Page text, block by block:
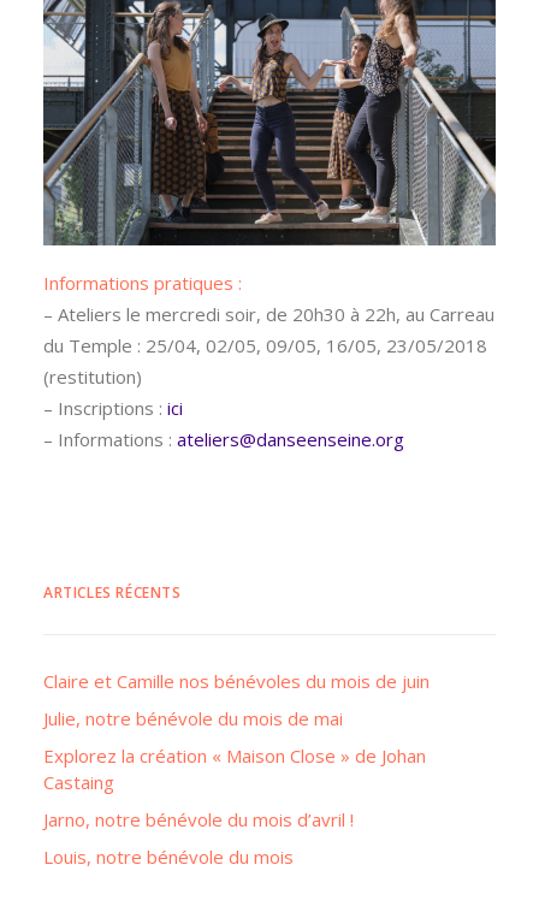
Informations pratiques :
– Ateliers le mercredi soir, de 20h30 à 22h, au Carreau
du Temple : 25/04, 02/05, 09/05, 16/05, 23/05/2018
(restitution)
– Inscriptions : ici
– Informations : ateliers@danseenseine.org
ARTICLES RÉCENTS
Claire et Camille nos bénévoles du mois de juin
Julie, notre bénévole du mois de mai
Explorez la création « Maison Close » de Johan
Castaing
Jarno, notre bénévole du mois d’avril !
Louis, notre bénévole du mois